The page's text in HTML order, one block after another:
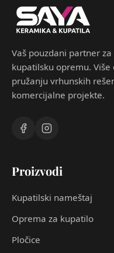
Vaš pouzdani partner
kupatilsku opremu.
pružanju vrhunskih
komercijalne projekte.
Proizvodi
Kupatilski nameštaj
Oprema za kupatilo
Pločice